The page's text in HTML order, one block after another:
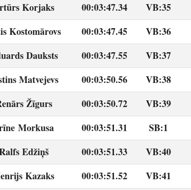
Korjaks 00:03:47.34 VB:35
Kostomārovs 00:03:47.45 VB:36
Dauksts 00:03:47.55 VB:37
Matvejevs 00:03:50.56 VB:38
Žīgurs 00:03:50.72 VB:39
Morkusa 00:03:51.31 SB:1
Edžiņš 00:03:51.33 VB:40
Kazaks 00:03:51.52 VB:41